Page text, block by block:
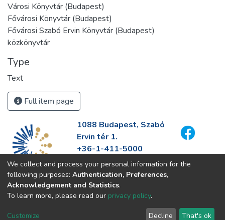
Városi Könyvtár (Budapest)
Fővárosi Könyvtár (Budapest)
Fővárosi Szabó Ervin Könyvtár (Budapest)
közkönyvtár
Type
Text
Full item page
1088 Budapest, Szabó
Ervin tér 1.
+36-1-411-5000
info@fszek.hu
https://fszek.hu
We collect and process your personal information for the
following purposes: Authentication, Preferences,
Acknowledgement and Statistics.
To learn more, please read our privacy policy.
Customize Decline That's ok